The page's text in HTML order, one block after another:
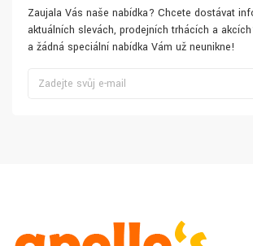
Zaujala Vás naše nabídka? Chcete dostávat
aktuálních slevách, prodejních trhácích a
a žádná speciální nabídka Vám už neunikne!